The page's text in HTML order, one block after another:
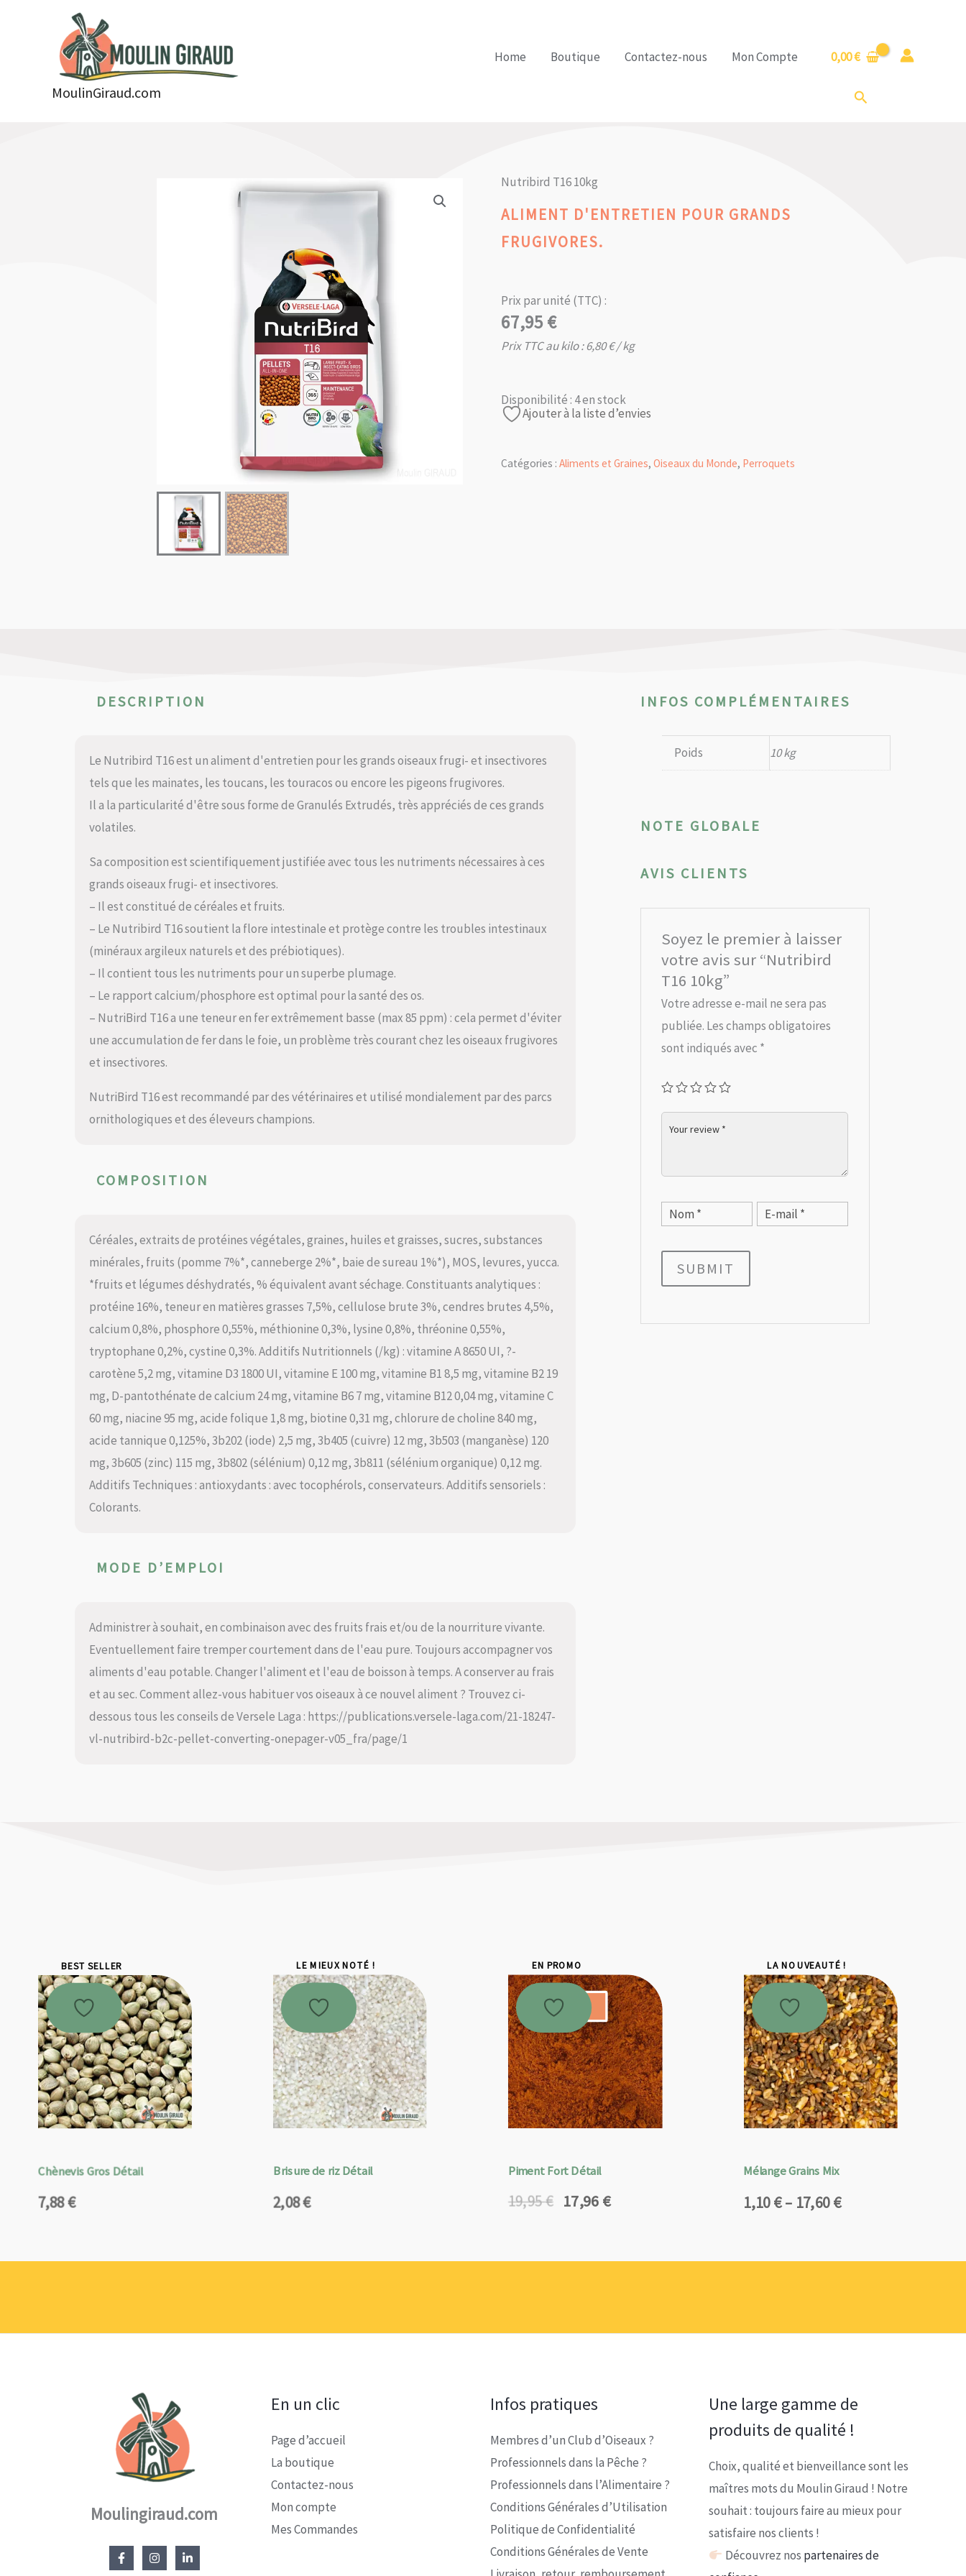
MoulinGiraud.com
Home Boutique Contactez-nous Mon Compte 0,00€
Rechercher
Nutribird T16 10kg
ALIMENT D'ENTRETIEN POUR GRANDS
FRUGIVORES.
Prix par unité (TTC) :
67,95€
Prix TTC au kilo :6,80€/ kg
Disponibilité : 4 en stock
Ajouter à la liste d’envies
Catégories :Aliments et Graines,Oiseaux du Monde, Perroquets
DESCRIPTION
Le Nutribird T16 est un aliment d'entretien pour les grands oiseaux frugi- et insectivores
tels que les mainates, les toucans, les touracos ou encore les pigeons frugivores.
Il a la particularité d'être sous forme de Granulés Extrudés, très appréciés de ces grands
volatiles.
Sa composition est scientifiquement justifiée avec tous les nutriments nécessaires à ces
grands oiseaux frugi- et insectivores.
– Il est constitué de céréales et fruits.
– Le Nutribird T16 soutient la flore intestinale et protège contre les troubles intestinaux
(minéraux argileux naturels et des prébiotiques).
– Il contient tous les nutriments pour un superbe plumage.
– Le rapport calcium/phosphore est optimal pour la santé des os.
– NutriBird T16 a une teneur en fer extrêmement basse (max 85 ppm) : cela permet d'éviter
une accumulation de fer dans le foie, un problème très courant chez les oiseaux frugivores
et insectivores.
NutriBird T16 est recommandé par des vétérinaires et utilisé mondialement par des parcs
ornithologiques et des éleveurs champions.
COMPOSITION
Céréales, extraits de protéines végétales, graines, huiles et graisses, sucres, substances
minérales, fruits (pomme 7%*, canneberge 2%*, baie de sureau 1%*), MOS, levures, yucca.
*fruits et légumes déshydratés, % équivalent avant séchage. Constituants analytiques :
protéine 16%, teneur en matières grasses 7,5%, cellulose brute 3%, cendres brutes 4,5%,
calcium 0,8%, phosphore 0,55%, méthionine 0,3%, lysine 0,8%, thréonine 0,55%,
tryptophane 0,2%, cystine 0,3%. Additifs Nutritionnels (/kg) : vitamine A 8650 UI, ?-
carotène 5,2 mg, vitamine D3 1800 UI, vitamine E 100 mg, vitamine B1 8,5 mg, vitamine B2 19
mg, D-pantothénate de calcium 24 mg, vitamine B6 7 mg, vitamine B12 0,04 mg, vitamine C
60 mg, niacine 95 mg, acide folique 1,8 mg, biotine 0,31 mg, chlorure de choline 840 mg,
acide tannique 0,125%, 3b202 (iode) 2,5 mg, 3b405 (cuivre) 12 mg, 3b503 (manganèse) 120
mg, 3b605 (zinc) 115 mg, 3b802 (sélénium) 0,12 mg, 3b811 (sélénium organique) 0,12 mg.
Additifs Techniques : antioxydants : avec tocophérols, conservateurs. Additifs sensoriels :
Colorants.
MODE D’EMPLOI
Administrer à souhait, en combinaison avec des fruits frais et/ou de la nourriture vivante.
Eventuellement faire tremper courtement dans de l'eau pure. Toujours accompagner vos
aliments d'eau potable. Changer l'aliment et l'eau de boisson à temps. A conserver au frais
et au sec. Comment allez-vous habituer vos oiseaux à ce nouvel aliment ? Trouvez ci-
dessous tous les conseils de Versele Laga : https://publications.versele-laga.com/21-18247-
vl-nutribird-b2c-pellet-converting-onepager-v05_fra/page/1
INFOS COMPLÉMENTAIRES
Poids 10 kg
NOTE GLOBALE
AVIS CLIENTS
Soyez le premier à laisser
votre avis sur “Nutribird
T16 10kg”
Votre adresse e-mail ne sera pas
publiée. Les champs obligatoires
sont indiqués avec *
SUBMIT
BEST SELLER
Chènevis Gros Détail
7,88€
LE MIEUX NOTÉ !
Brisure de riz Détail
2,08€
EN PROMO
Promo !
Piment Fort Détail
19,95€
Le
était :
17,96 €
Le
est :
LA NOUVEAUTÉ !
Mélange Grains Mix
1,10€– 17,60€
Plage
1,10 €
Moulingiraud.com
En un clic
Page d’accueil
La boutique
Contactez-nous
Mon compte
Mes Commandes
Infos pratiques
Membres d’un Club d’Oiseaux ?
Professionnels dans la Pêche ?
Professionnels dans l’Alimentaire ?
Conditions Générales d’Utilisation
Politique de Confidentialité
Conditions Générales de Vente
Une large gamme de
produits de qualité !
Choix, qualité et bienveillance sont les
maîtres mots du Moulin Giraud ! Notre
souhait : toujours faire au mieux pour
satisfaire nos clients !
Découvrez nos partenaires de